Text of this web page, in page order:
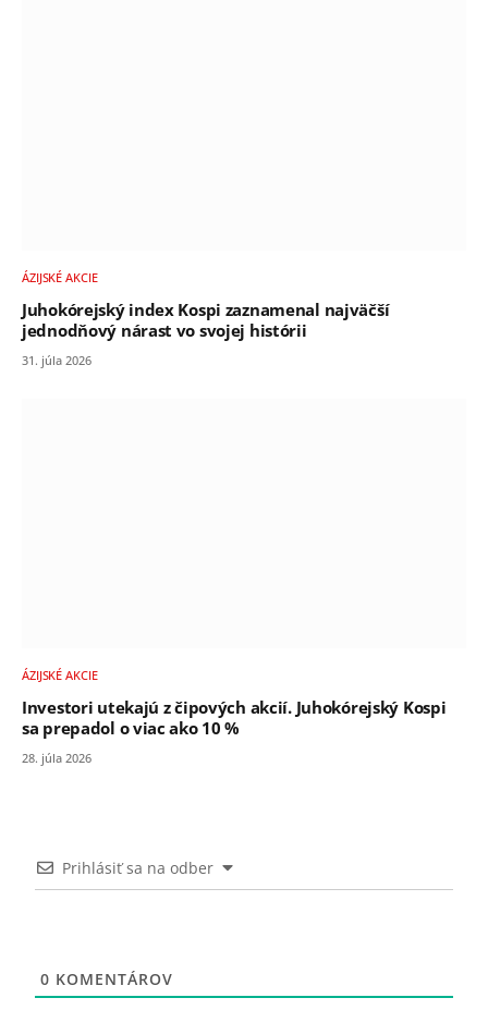
ÁZIJSKÉ AKCIE
Juhokórejský index Kospi zaznamenal najväčší
jednodňový nárast vo svojej histórii
31. júla 2026
ÁZIJSKÉ AKCIE
Investori utekajú z čipových akcií. Juhokórejský Kospi
sa prepadol o viac ako 10 %
28. júla 2026
Prihlásiť sa na odber
0 KOMENTÁROV